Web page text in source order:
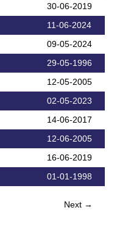
30-06-2019
11-06-2024
09-05-2024
29-05-1996
12-05-2005
02-05-2023
14-06-2017
12-06-2005
16-06-2019
01-01-1998
Next →